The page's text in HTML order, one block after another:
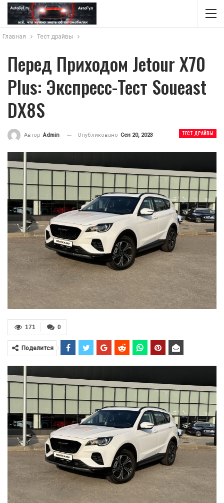
Главная Тест драйвы
Перед Приходом Jetour X70
Plus: Экспресс-Тест Soueast
DX8S
ТЕСТ ДРАЙВЫ
Автор Admin Опубликовано Сен 20, 2023
0
171
Поделится